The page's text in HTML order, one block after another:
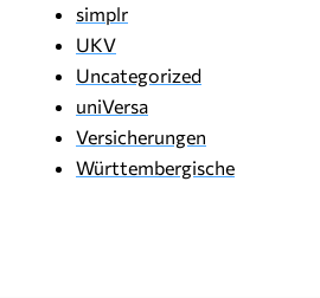
simplr
UKV
Uncategorized
uniVersa
Versicherungen
Württembergische